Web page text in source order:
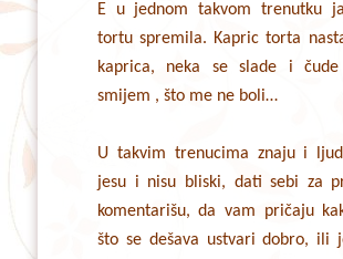
E u jednom takvom trenutku
tortu spremila. Kapric torta
kaprica, neka se slade i
smijem , što me ne boli…
U takvim trenucima znaju i
jesu i nisu bliski, dati sebi za
komentarišu, da vam pričaju
što se dešava ustvari dobro, ili